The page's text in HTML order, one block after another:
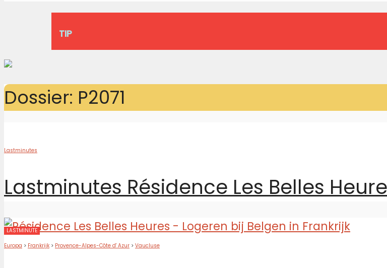
TIP
Dossier: P2071
Lastminutes
Lastminutes Résidence Les Belles
LASTMINUTE
Europa > Frankrijk > Provence-Alpes-Côte d' Azur > Vaucluse